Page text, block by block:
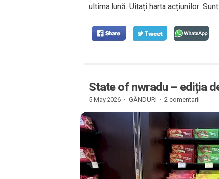
ultima lună. Uitați harta acțiunilor:
State of nwradu – ediția
5 May 2026 · GÂNDURI · 2 comentarii